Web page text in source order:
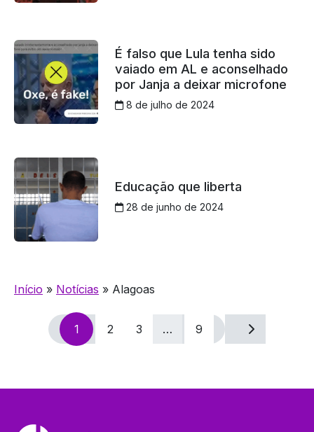
É falso que Lula tenha sido
vaiado em AL e aconselhado
por Janja a deixar microfone
8 de julho de 2024
Educação que liberta
28 de junho de 2024
Início » Notícias » Alagoas
Navegação
1 2 3 … 9